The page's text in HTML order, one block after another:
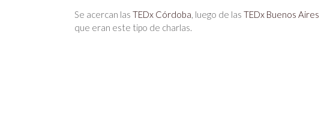
Se acercan las TEDx Córdoba , luego de las TEDx Buenos Aires
que eran este tipo de charlas.